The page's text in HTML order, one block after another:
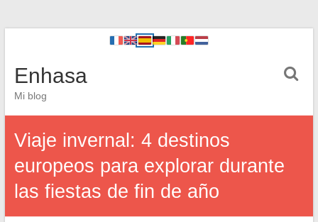
Enhasa
Mi blog
Viaje invernal: 4 destinos
europeos para explorar durante
las fiestas de fin de año